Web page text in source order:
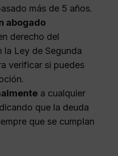
más de 5 años.
abogado
derecho del
la Ley de Segunda
verificar si puedes
a cualquier
que la deuda
que se cumplan